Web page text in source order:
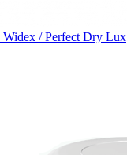
Widex / Perfect Dry Lux